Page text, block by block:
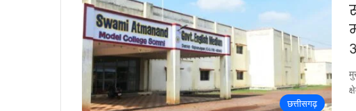
छत्तीसगढ़